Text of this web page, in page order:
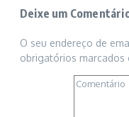
Deixe um
O seu endereço de
obrigatórios marcados